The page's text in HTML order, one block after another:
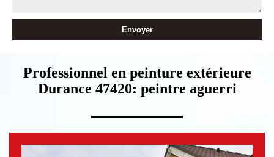
Professionnel en peinture extérieure
Durance 47420: peintre aguerri